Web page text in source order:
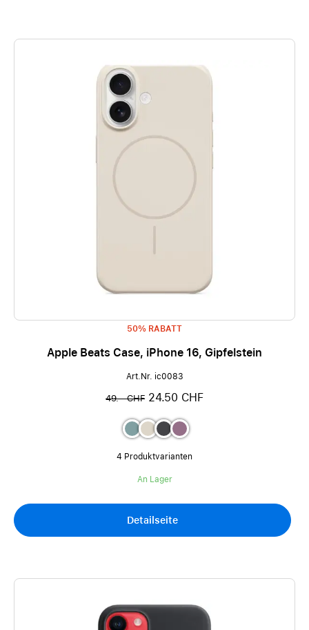
50% RABATT
Apple Beats Case, iPhone 16, Gipfelstein
Art.Nr. ic0083
49.– CHF 24.50 CHF
4 Produktvarianten
An Lager
Detailseite